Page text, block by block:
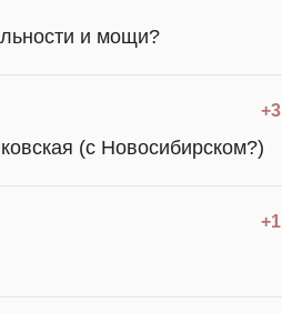
и мощи?
+3
(с Новосибирском?)
+1